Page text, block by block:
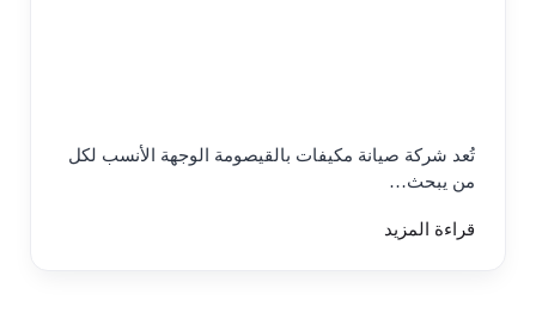
تُعد شركة صيانة مكيفات بالقيصومة الوجهة الأنسب لكل
من يبحث…
قراءة المزيد